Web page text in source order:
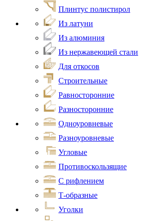
Плинтус полистирол
Из латуни
Из алюминия
Из нержавеющей стали
Для откосов
Строительные
Равносторонние
Разносторонние
Одноуровневые
Разноуровневые
Угловые
Противоскользящие
С рифлением
Т-образные
Уголки